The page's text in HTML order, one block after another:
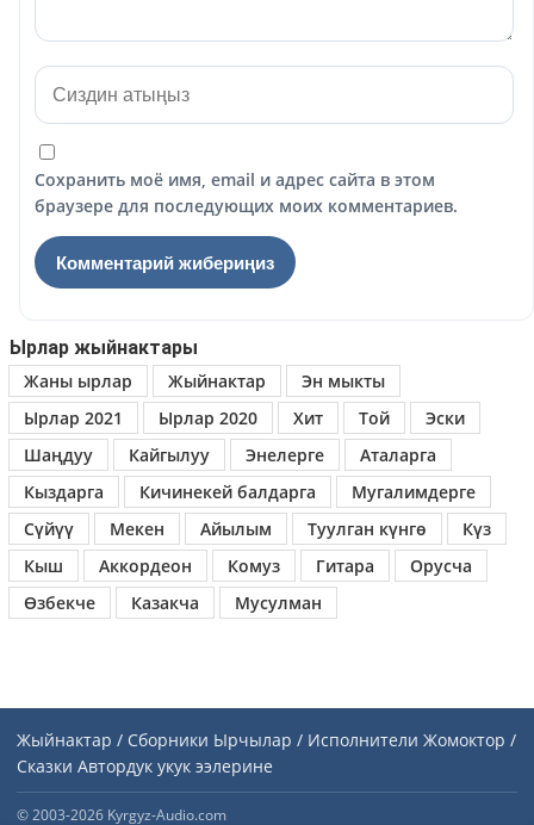
Сохранить моё имя, email и адрес сайта в этом
браузере для последующих моих комментариев.
Ырлар жыйнактары
Жаны ырлар
Жыйнактар
Эн мыкты
Ырлар 2021
Ырлар 2020 Хит Той
Эски
Шаңдуу
Кайгылуу Энелерге
Аталарга
Кыздарга
Кичинекей балдарга
Мугалимдерге
Сүйүү
Мекен Айылым Туулган күнгө
Күз
Кыш
Аккордеон Комуз Гитара
Орусча
Өзбекче
Казакча Мусулман
Жыйнактар / Сборники Ырчылар / Исполнители Жомоктор /
Сказки Автордук укук ээлерине
© 2003-2026 Kyrgyz-Audio.com